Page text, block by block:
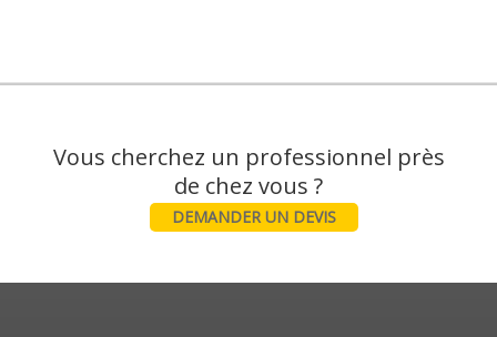
Vous cherchez un professionnel près
DEMANDER UN DEVIS